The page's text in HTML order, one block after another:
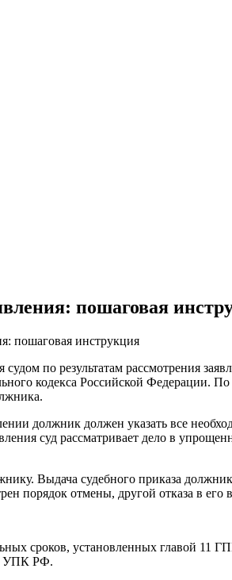
пошаговая
пошаговая инструкция
по результатам рассмотрения
кодекса Российской
должник должен указать все
суд рассматривает дело в
Выдача судебного приказа
порядок отмены, другой отказа в его
сроков, установленных главой 11
УПК РФ.